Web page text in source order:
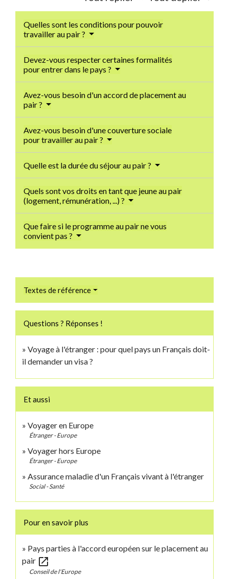
Quelles sont les conditions pour pouvoir
travailler au pair ?
Devez-vous respecter certaines formalités
pour entrer dans le pays ?
Avez-vous besoin d'un accord de placement au
pair ?
Avez-vous besoin d'une couverture sociale
pour travailler au pair ?
Quelle est la durée du séjour au pair ?
Quels sont vos droits en tant que jeune au pair
(logement, rémunération, ...) ?
Que faire si le programme au pair ne vous
convient pas ?
Textes de référence
Questions ? Réponses !
Voyage à l'étranger : pour quel pays un Français doit-
il demander un visa ?
Et aussi
Voyager en Europe
Étranger - Europe
Voyager hors Europe
Étranger - Europe
Assurance maladie d'un Français vivant à l'étranger
Social - Santé
Pour en savoir plus
Pays parties à l'accord européen sur le placement au
pair open_in_new
Conseil de l'Europe